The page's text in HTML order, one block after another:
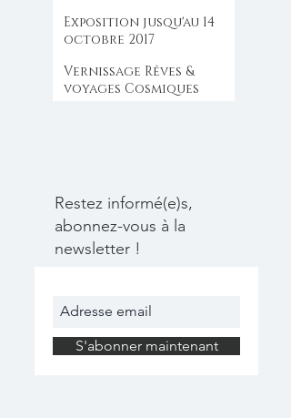
Exposition jusqu'au 14
octobre 2017
Vernissage Rêves &
voyages Cosmiques
Restez informé(e)s,
abonnez-vous à la
newsletter !
S'abonner maintenant